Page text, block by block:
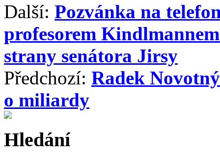
Další: Pozvánka na
profesorem
strany senátora Jirsy
Předchozí: Radek
o miliardy
Hledání